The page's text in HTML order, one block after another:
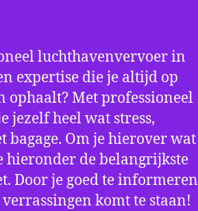
luchthavenvervoer in
expertise die je altijd op
ophaalt? Met professioneel
jezelf heel wat stress,
bagage. Om je hierover wat
hieronder de belangrijkste
Door je goed te informeren
komt te staan!